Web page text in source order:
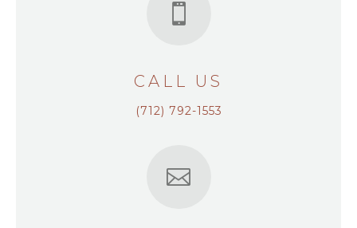

CALL US
(712) 792-1553
